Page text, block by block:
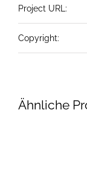
Project URL:
Copyright:
Ähnliche